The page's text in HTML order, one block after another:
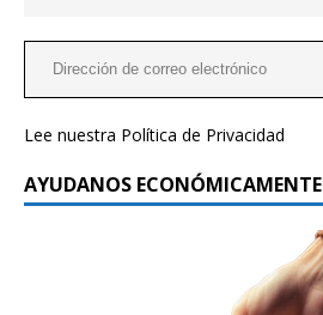
Lee nuestra Política de Privacidad
AYUDANOS ECONÓMICAMENTE